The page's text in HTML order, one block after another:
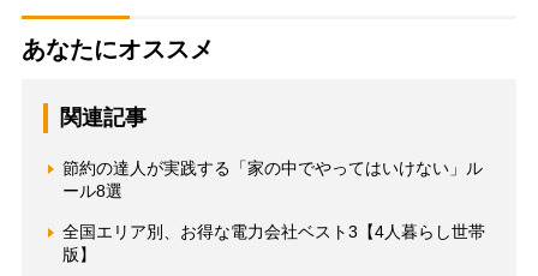
あなたにオススメ
関連記事
節約の達人が実践する「家の中でやってはいけない」ル
ール8選
全国エリア別、お得な電力会社ベスト3【4人暮らし世帯
版】